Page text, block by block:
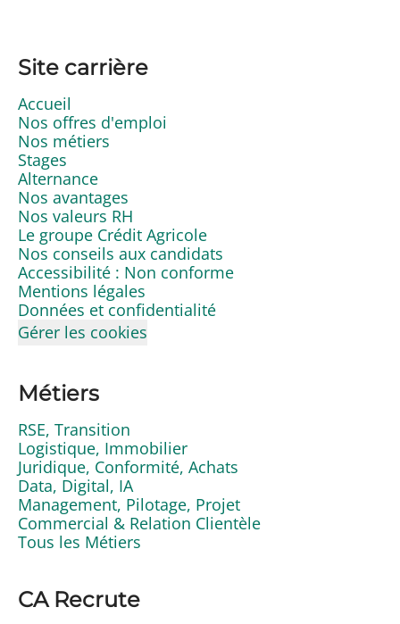
Site carrière
Accueil
Nos offres d'emploi
Nos métiers
Stages
Alternance
Nos avantages
Nos valeurs RH
Le groupe Crédit Agricole
Nos conseils aux candidats
Accessibilité : Non conforme
Mentions légales
Données et confidentialité
Gérer les cookies
Métiers
RSE, Transition
Logistique, Immobilier
Juridique, Conformité, Achats
Data, Digital, IA
Management, Pilotage, Projet
Commercial & Relation Clientèle
Tous les Métiers
CA Recrute